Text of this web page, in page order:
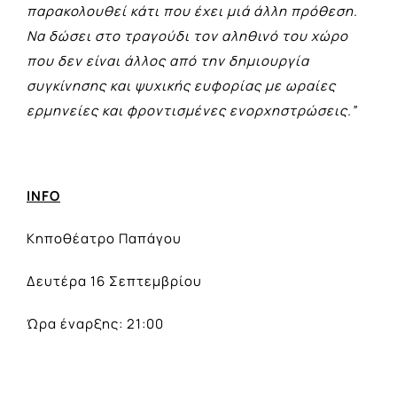
παρακολουθεί κάτι που έχει μιά άλλη πρόθεση.
Να δώσει στο τραγούδι τον αληθινό του χώρο
που δεν είναι άλλος από την δημιουργία
συγκίνησης και ψυχικής ευφορίας με ωραίες
ερμηνείες και φροντισμένες ενορχηστρώσεις.”
INFO
Κηποθέατρο Παπάγου
Δευτέρα 16 Σεπτεμβρίου
Ώρα έναρξης: 21:00